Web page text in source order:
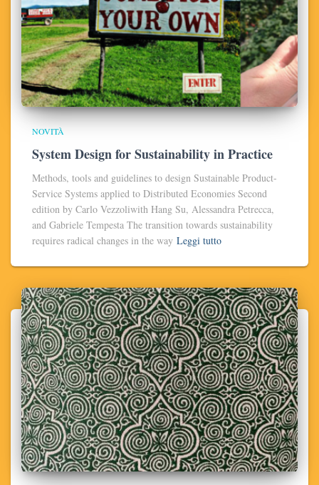
NOVITÀ
System Design for Sustainability in Practice
Methods, tools and guidelines to design Sustainable Product-
Service Systems applied to Distributed Economies Second
edition by Carlo Vezzoliwith Hang Su, Alessandra Petrecca,
and Gabriele Tempesta The transition towards sustainability
requires radical changes in the way Leggi tutto